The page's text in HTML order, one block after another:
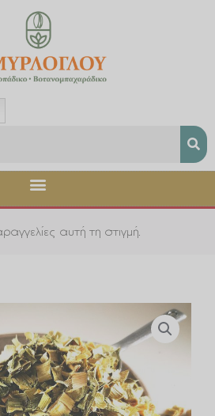
αυτή τη στιγμή.